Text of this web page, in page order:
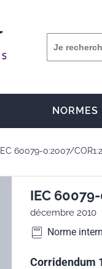
NORMES
IEC 60079-0:2007/
IEC
décembre 2010
Norme
Corridendum